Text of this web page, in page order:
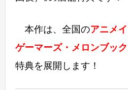
本作は、全国のアニメ
ゲーマーズ・メロンブッ
特典を展開します！